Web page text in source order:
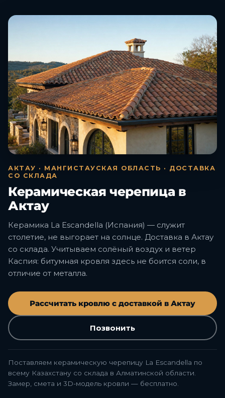
АКТАУ · МАНГИСТАУСКАЯ ОБЛАСТЬ · ДОСТАВКА
СО СКЛАДА
Керамическая черепица в
Актау
Керамика La Escandella (Испания) — служит
столетие, не выгорает на солнце. Доставка в Актау
со склада. Учитываем солёный воздух и ветер
Каспия: битумная кровля здесь не боится соли, в
отличие от металла.
Рассчитать кровлю с доставкой в Актау
Позвонить
Поставляем керамическую черепицу La Escandella по
всему Казахстану со склада в Алматинской области.
Замер, смета и 3D-модель кровли — бесплатно.